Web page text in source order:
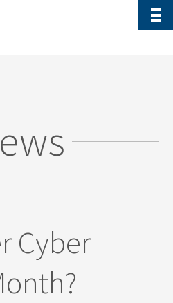
Cyber